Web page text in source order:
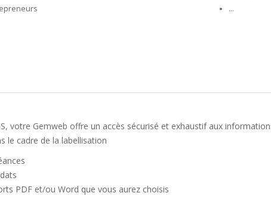
...
votre Gemweb offre un accès sécurisé et exhaustif aux
le cadre de la labellisation
PDF et/ou Word que vous aurez choisis